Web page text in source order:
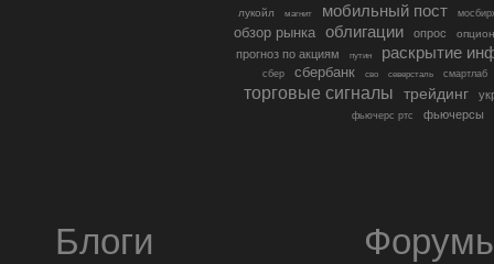
лукойл
магнит мобильный пост
обзор рынка облигации опрос
прогноз по акциям путин раскрытие
сбер сбербанк сво северсталь смартлаб
торговые сигналы трейдинг
фьючерс ртс фьючерсы
Блоги